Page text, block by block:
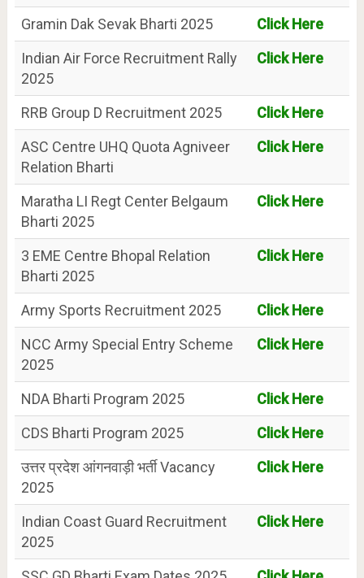
Gramin Dak Sevak Bharti 2025
Click Here
Indian Air Force Recruitment Rally
2025
Click Here
RRB Group D Recruitment 2025
Click Here
ASC Centre UHQ Quota Agniveer
Relation Bharti
Click Here
Maratha LI Regt Center Belgaum
Bharti 2025
Click Here
3 EME Centre Bhopal Relation
Bharti 2025
Click Here
Army Sports Recruitment 2025
Click Here
NCC Army Special Entry Scheme
2025
Click Here
NDA Bharti Program 2025
Click Here
CDS Bharti Program 2025
Click Here
उत्तर प्रदेश आंगनवाड़ी भर्ती Vacancy
2025
Click Here
Indian Coast Guard Recruitment
2025
Click Here